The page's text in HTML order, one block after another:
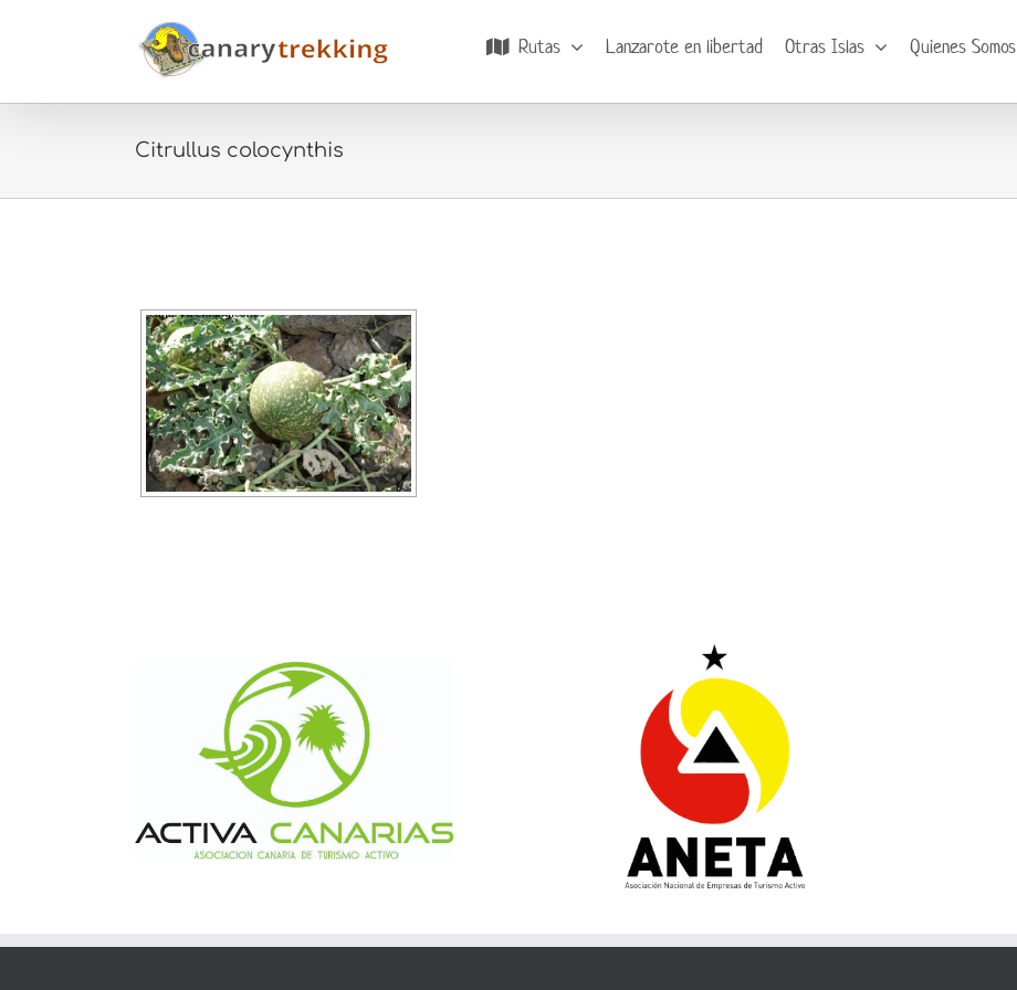
Rutas Lanzarote en libertad Otras Islas Quienes Somos
Citrullus colocynthis